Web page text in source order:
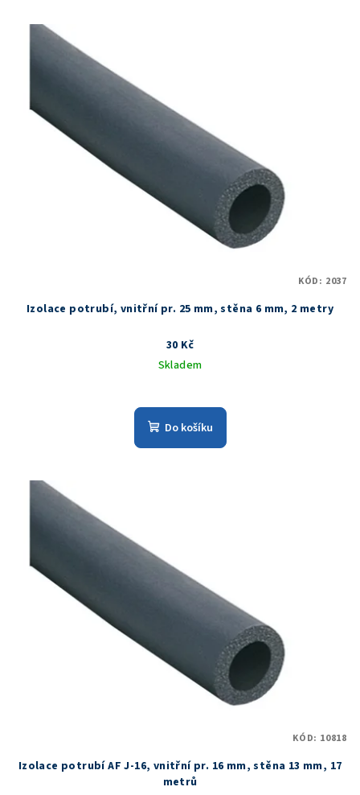
Izolace potrubí, vnitřní pr. 25 mm, stěna 6 mm, 2 metry
30 Kč
Skladem
Do košíku
KÓD: 2037
Izolace potrubí AF J-16, vnitřní pr. 16 mm, stěna 13 mm, 17
metrů
KÓD: 10818